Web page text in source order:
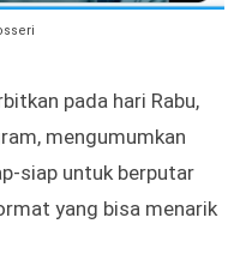
pada hari Rabu,
mengumumkan
siap untuk berputar
yang bisa menarik